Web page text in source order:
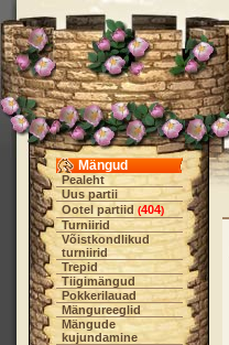
Mängud
Pealeht
Uus partii
Ootel partiid (404)
Turniirid
Võistkondlikud
turniirid
Trepid
Tiigimängud
Pokkerilauad
Mängureeglid
Mängude
kujundamine